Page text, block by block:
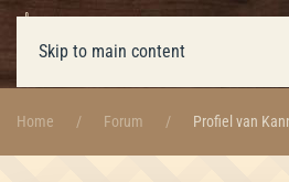
Skip to main content
Home Forum Profiel van